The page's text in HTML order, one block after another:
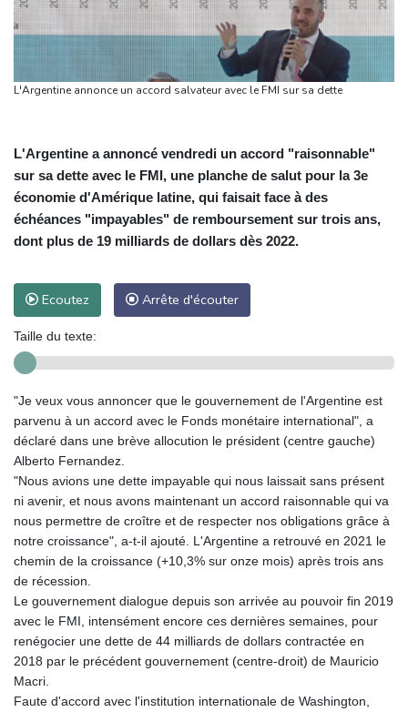
L'Argentine annonce un accord salvateur avec le FMI sur sa dette
L'Argentine a annoncé vendredi un accord "raisonnable"
sur sa dette avec le FMI, une planche de salut pour la 3e
économie d'Amérique latine, qui faisait face à des
échéances "impayables" de remboursement sur trois ans,
dont plus de 19 milliards de dollars dès 2022.
Ecoutez Arrête d'écouter
Taille du texte:
"Je veux vous annoncer que le gouvernement de l'Argentine est
parvenu à un accord avec le Fonds monétaire international", a
déclaré dans une brève allocution le président (centre gauche)
Alberto Fernandez.
"Nous avions une dette impayable qui nous laissait sans présent
ni avenir, et nous avons maintenant un accord raisonnable qui va
nous permettre de croître et de respecter nos obligations grâce à
notre croissance", a-t-il ajouté. L'Argentine a retrouvé en 2021 le
chemin de la croissance (+10,3% sur onze mois) après trois ans
de récession.
Le gouvernement dialogue depuis son arrivée au pouvoir fin 2019
avec le FMI, intensément encore ces dernières semaines, pour
renégocier une dette de 44 milliards de dollars contractée en
2018 par le précédent gouvernement (centre-droit) de Mauricio
Macri.
Faute d'accord avec l'institution internationale de Washington,